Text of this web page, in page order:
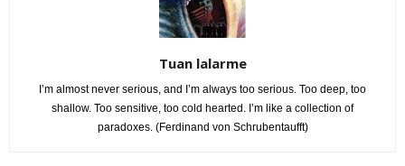
Tuan lalarme
I’m almost never serious, and I’m always too serious. Too deep, too
shallow. Too sensitive, too cold hearted. I’m like a collection of
paradoxes. (Ferdinand von Schrubentaufft)